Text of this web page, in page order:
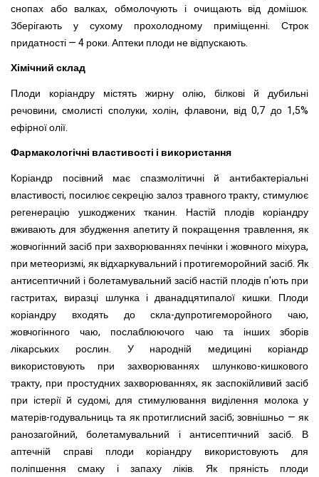
снопах або валках, обмолочують і очищають від домішок.
Зберігають у сухому прохолодному приміщенні. Строк
придатності — 4 роки. Аптеки плоди не відпускають.
Хімічний склад
Плоди коріандру містять жирну олію, білкові й дубильні
речовини, смолисті сполуки, холін, флавони, від 0,7 до 1,5%
ефірної олії.
Фармакологічні властивості і використання
Коріандр посівний має спазмолітичні й антибактеріальні
властивості, посилює секрецію залоз травного тракту, стимулює
регенерацію ушкоджених тканин. Настій плодів коріандру
вживають для збудження апетиту й покращення травлення, як
жовчогінний засіб при захворюваннях печінки і жовчного міхура,
при метеоризмі, як відхаркувальний і протигеморойний засіб. Як
антисептичний і болетамувальний засіб настій плодів п'ють при
гастритах, виразці шлунка і дванадцятипалої кишки. Плоди
коріандру входять до скла-дупротигеморойного чаю,
жовчогінного чаю, послаблюючого чаю та інших зборів
лікарських рослин. У народній медицині коріандр
використовують при захворюваннях шлунково-кишкового
тракту, при простудних захворюваннях, як заспокійливий засіб
при істерії й судомі, для стимулювання виділення молока у
матерів-годувальниць та як протиглисний засіб; зовнішньо — як
ранозагойний, болетамувальний і антисептичний засіб. В
аптечній справі плоди коріандру використовують для
поліпшення смаку і запаху ліків. Як пряність плоди